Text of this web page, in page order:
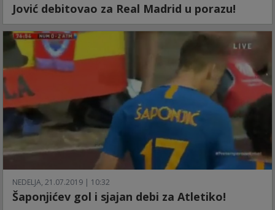
Jović debitovao za Real Madrid u porazu!
NEDELJA, 21.07.2019 | 10:32
Šaponjićev gol i sjajan debi za Atletiko!